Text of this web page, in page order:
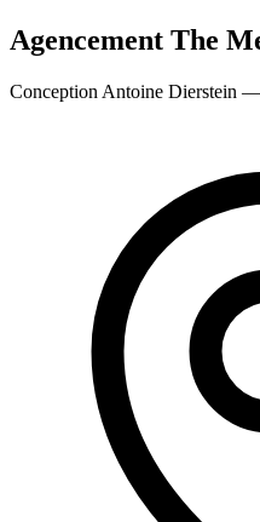
Agencement The
Conception Antoine Dierstein